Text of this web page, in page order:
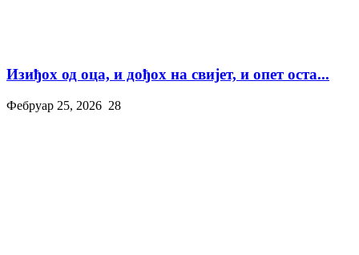
Изиђох од оца, и дођох на свијет, и опет оста...
Фебруар 25, 2026 28